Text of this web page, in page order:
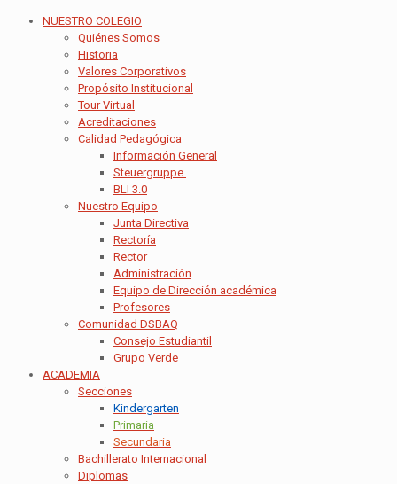
NUESTRO COLEGIO
Quiénes Somos
Historia
Valores Corporativos
Propósito Institucional
Tour Virtual
Acreditaciones
Calidad Pedagógica
Información General
Steuergruppe.
BLI 3.0
Nuestro Equipo
Junta Directiva
Rectoría
Rector
Administración
Equipo de Dirección académica
Profesores
Comunidad DSBAQ
Consejo Estudiantil
Grupo Verde
ACADEMIA
Secciones
Kindergarten
Primaria
Secundaria
Bachillerato Internacional
Diplomas